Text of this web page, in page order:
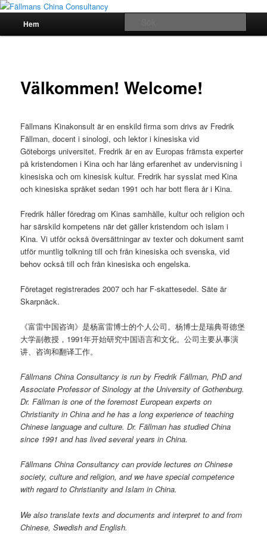
Hoppa
Huvudmeny
Hem
Välkommen! Welcome!
Fällmans Kinakonsult är en enskild firma som drivs av Fredrik
Fällman, docent i sinologi, och lektor i kinesiska vid
Göteborgs universitet. Fredrik är en av Europas främsta experter
på kristendomen i Kina och har lång erfarenhet av undervisning i
kinesiska och om kinesisk kultur. Fredrik har sysslat med Kina
och kinesiska språket sedan 1991 och har bott flera år i Kina.
Fredrik håller föredrag om Kinas samhälle, kultur och religion och
har särskild kompetens när det gäller kristendom och islam i
Kina. Vi utför också översättningar av texter och dokument samt
utför muntlig tolkning till och från kinesiska och svenska, vid
behov också till och från kinesiska och engelska.
Företaget registrerades 2007 och har F-skattesedel. Säte är
Skarpnäck.
《富雷中国咨询》是杨富雷博士的个人公司。杨博士是瑞典哥德堡
大学副教授，1991年开始研究中国语言和文化。公司主要从事演
讲、咨询和翻译工作。
Fällmans China Consultancy is run by Fredrik Fällman, PhD and
Associate Professor of Sinology at the University of Gothenburg.
Dr. Fällman is one of the foremost European experts on
Christianity in China and he has a long experience of teaching
Chinese language and culture. Dr. Fällman has studied China
since 1991 and has lived several years in China.
Fällmans China Consultancy can provide lectures on Chinese
society, culture and religion, and we have special competence
with regard to Christianity and Islam in China.
We also translate texts and documents and interpret to and from
Chinese, Swedish and English.